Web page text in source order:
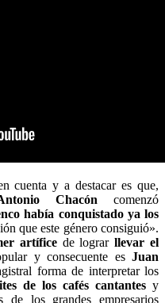
cuenta y a destacar es que,
Chacón comenzó
había conquistado ya los
que este género consiguió».
artíficede lograrllevar el
y consecuente esJuan
forma de interpretar los
de los cafés cantantes y
de los grandes empresarios